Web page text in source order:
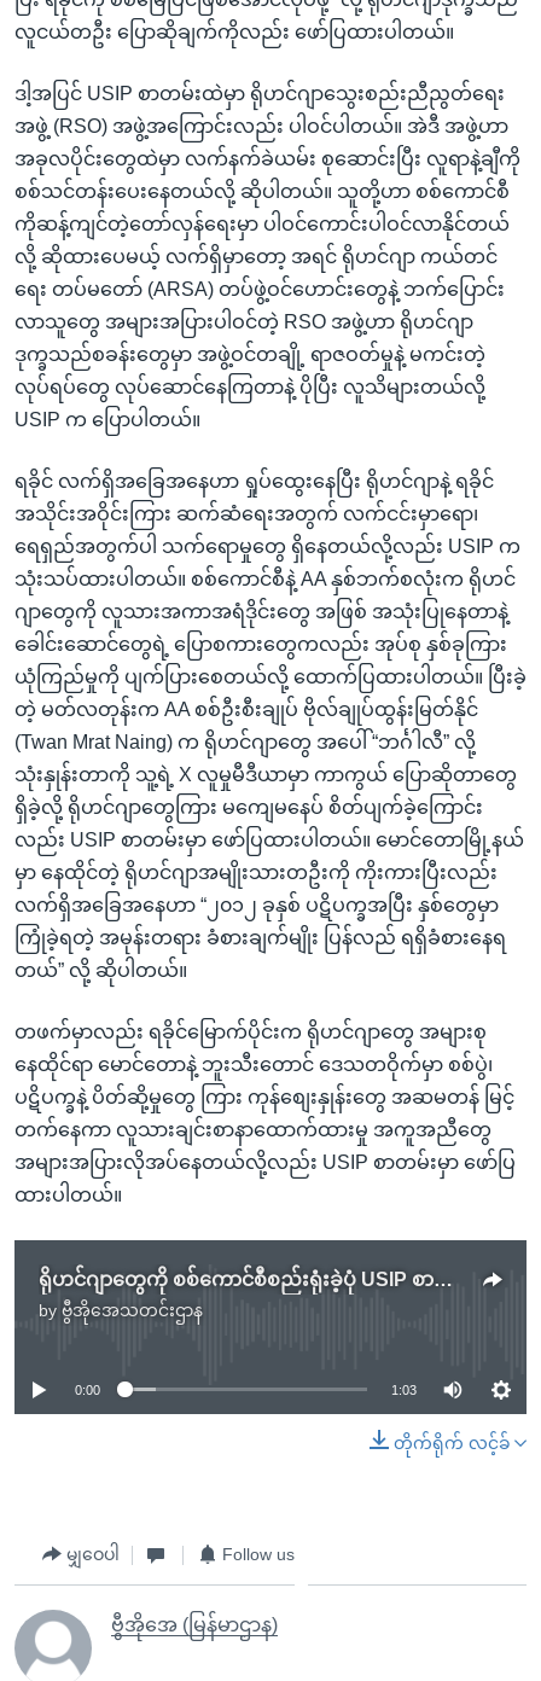
လူငယ်တဦး ပြောဆိုချက်ကိုလည်း ဖော်ပြထားပါတယ်။
ဒါ့အပြင် USIP စာတမ်းထဲမှာ ရိုဟင်ဂျာသွေးစည်းညီညွတ်ရေး
အဖွဲ့ (RSO) အဖွဲ့အကြောင်းလည်း ပါဝင်ပါတယ်။ အဲဒီ အဖွဲ့ဟာ
အခုလပိုင်းတွေထဲမှာ လက်နက်ခဲယမ်း စုဆောင်းပြီး လူရာနဲ့ချီကို
စစ်သင်တန်းပေးနေတယ်လို့ ဆိုပါတယ်။ သူတို့ဟာ စစ်ကောင်စီ
ကိုဆန့်ကျင်တဲ့တော်လှန်ရေးမှာ ပါဝင်ကောင်းပါဝင်လာနိုင်တယ်
လို့ ဆိုထားပေမယ့် လက်ရှိမှာတော့ အရင် ရိုဟင်ဂျာ ကယ်တင်
ရေး တပ်မတော် (ARSA) တပ်ဖွဲ့ဝင်ဟောင်းတွေနဲ့ ဘက်ပြောင်း
လာသူတွေ အများအပြားပါဝင်တဲ့ RSO အဖွဲ့ဟာ ရိုဟင်ဂျာ
ဒုက္ခသည်စခန်းတွေမှာ အဖွဲ့ဝင်တချို့ ရာဇဝတ်မှုနဲ့ မကင်းတဲ့
လုပ်ရပ်တွေ လုပ်ဆောင်နေကြတာနဲ့ ပိုပြီး လူသိများတယ်လို့
USIP က ပြောပါတယ်။
ရခိုင် လက်ရှိအခြေအနေဟာ ရှုပ်ထွေးနေပြီး ရိုဟင်ဂျာနဲ့ ရခိုင်
အသိုင်းအဝိုင်းကြား ဆက်ဆံရေးအတွက် လက်ငင်းမှာရော၊
ရေရှည်အတွက်ပါ သက်ရောမှုတွေ ရှိနေတယ်လို့လည်း USIP က
သုံးသပ်ထားပါတယ်။ စစ်ကောင်စီနဲ့ AA နှစ်ဘက်စလုံးက ရိုဟင်
ဂျာတွေကို လူသားအကာအရံဒိုင်းတွေ အဖြစ် အသုံးပြုနေတာနဲ့
ခေါင်းဆောင်တွေရဲ့ ပြောစကားတွေကလည်း အုပ်စု နှစ်ခုကြား
ယုံကြည်မှုကို ပျက်ပြားစေတယ်လို့ ထောက်ပြထားပါတယ်။ ပြီးခဲ့
တဲ့ မတ်လတုန်းက AA စစ်ဦးစီးချုပ် ဗိုလ်ချုပ်ထွန်းမြတ်နိုင်
(Twan Mrat Naing) က ရိုဟင်ဂျာတွေ အပေါ် “ဘင်္ဂါလီ” လို့
သုံးနှုန်းတာကို သူ့ရဲ့ X လူမှုမီဒီယာမှာ ကာကွယ် ပြောဆိုတာတွေ
ရှိခဲ့လို့ ရိုဟင်ဂျာတွေကြား မကျေမနေပ် စိတ်ပျက်ခဲ့ကြောင်း
လည်း USIP စာတမ်းမှာ ဖော်ပြထားပါတယ်။ မောင်တောမြို့နယ်
မှာ နေထိုင်တဲ့ ရိုဟင်ဂျာအမျိုးသားတဦးကို ကိုးကားပြီးလည်း
လက်ရှိအခြေအနေဟာ “၂၀၁၂ ခုနှစ် ပဋိပက္ခအပြီး နှစ်တွေမှာ
ကြုံခဲ့ရတဲ့ အမုန်းတရား ခံစားချက်မျိုး ပြန်လည် ရရှိခံစားနေရ
တယ်” လို့ ဆိုပါတယ်။
တဖက်မှာလည်း ရခိုင်မြောက်ပိုင်းက ရိုဟင်ဂျာတွေ အများစု
နေထိုင်ရာ မောင်တောနဲ့ ဘူးသီးတောင် ဒေသတဝိုက်မှာ စစ်ပွဲ၊
ပဋိပက္ခနဲ့ ပိတ်ဆို့မှုတွေ ကြား ကုန်စျေးနှုန်းတွေ အဆမတန် မြင့်
တက်နေကာ လူသားချင်းစာနာထောက်ထားမှု အကူအညီတွေ
အများအပြားလိုအပ်နေတယ်လို့လည်း USIP စာတမ်းမှာ ဖော်ပြ
ထားပါတယ်။
ရိုဟင်ဂျာတွေကို စစ်ကောင်စီစည်းရုံးခဲ့ပုံ USIP စာတမ်းဖော်ပြ
by ဗွီအိုအေသတင်းဌာန
No media source currently available
0:00 1:03
တိုက်ရိုက် လင့်ခ်
မျှဝေပါ Follow us
ဗွီအိုအေ (မြန်မာဌာန)